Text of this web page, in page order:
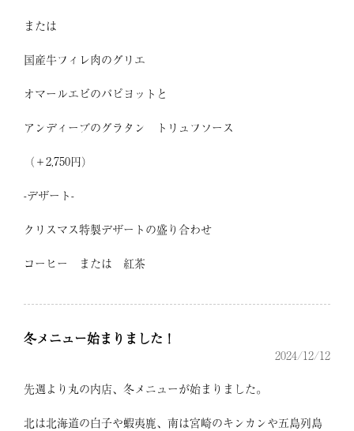
または
国産牛フィレ肉のグリエ
オマールエビのパピヨットと
アンディーブのグラタン トリュフソース
（＋2,750円）
-デザート-
クリスマス特製デザートの盛り合わせ
コーヒー または 紅茶
冬メニュー始まりました！
2024/12/12
先週より丸の内店、冬メニューが始まりました。
北は北海道の白子や蝦夷鹿、南は宮崎のキンカンや五島列島